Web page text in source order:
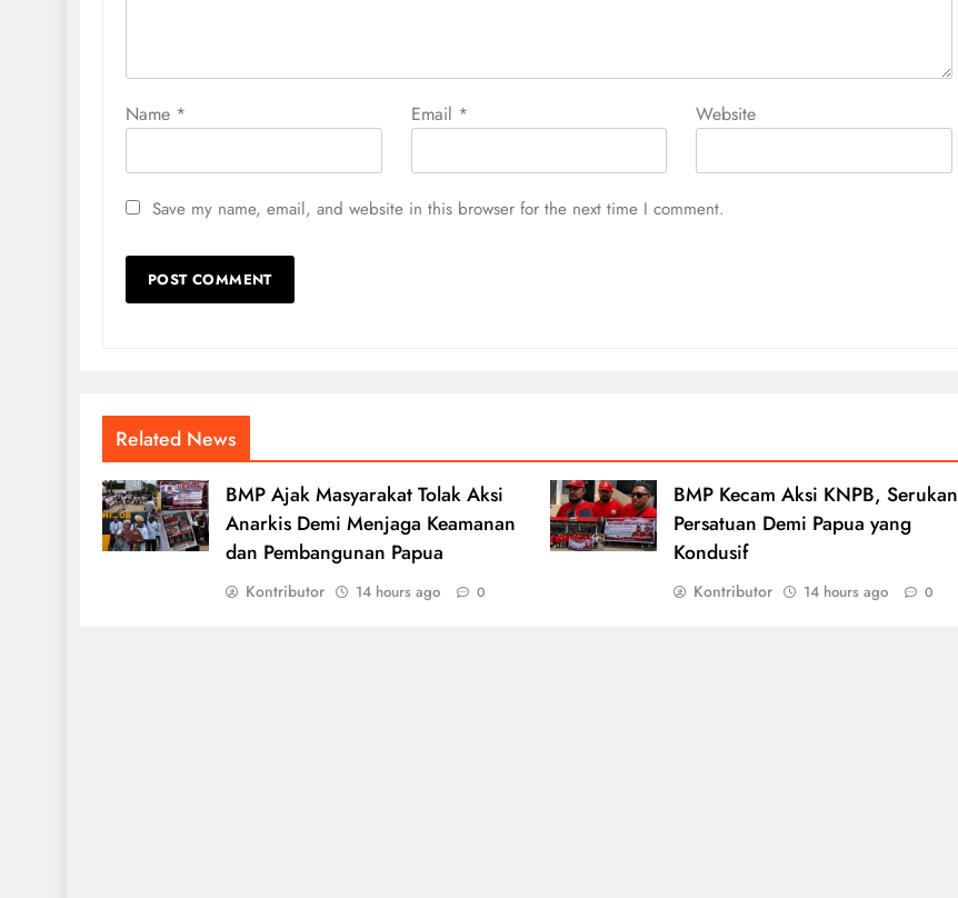
Name * Email * Website
Save my name, email, and website in this browser for the next time I comment.
Related News
BMP Ajak Masyarakat Tolak Aksi
Anarkis Demi Menjaga Keamanan
dan Pembangunan Papua
Kontributor 14 hours ago 0
BMP Kecam Aksi KNPB, Serukan
Persatuan Demi Papua yang
Kondusif
Kontributor 14 hours ago 0